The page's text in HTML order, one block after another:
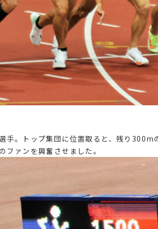
手。トップ集団に位置取ると、残り300m
ァンを興奮させました。